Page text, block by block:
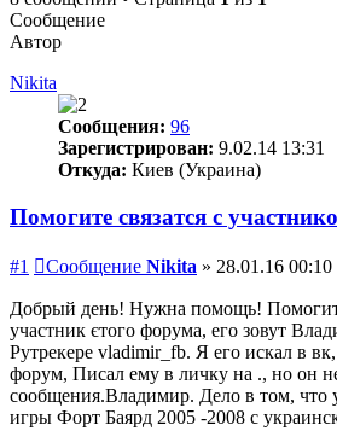
Сообщение
Автор
Nikita
Сообщения: 96
Зарегистрирован: 9.02.14 13:31
Откуда: Киев (Украина)
Помогите связатся с
#1 Сообщение Nikita » 28.01.16 00:10
Добрый день! Нужна помощь!
участник єтого форума, его зовут
Рутрекере vladimir_fb. Я его искал в
форум, Писал ему в личку на ., но он
сообщения.Владимир. Дело в том, что
игры Форт Баярд 2005 -2008 с